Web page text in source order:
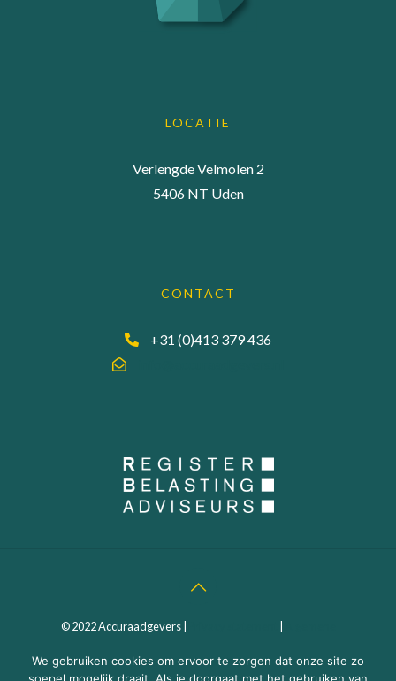
LOCATIE
Verlengde Velmolen 2
5406 NT Uden
CONTACT
+31 (0)413 379 436
© 2022 Accuraadgevers |
We gebruiken cookies om ervoor te zorgen dat onze site zo